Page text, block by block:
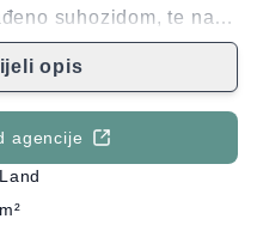
suhozidom, te nas
dovođenja
otvaranja OPG-a
stojimo na
opis
agencije
Land
m²